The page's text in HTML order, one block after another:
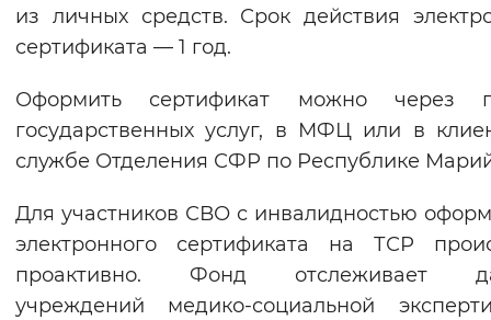
из личных средств. Срок действия
сертификата — 1 год.
Оформить сертификат можно через
государственных услуг, в МФЦ или в
службе Отделения СФР по Республике
Для участников СВО с инвалидностью
электронного сертификата на ТСР
проактивно. Фонд отслеживает
учреждений медико-социальной